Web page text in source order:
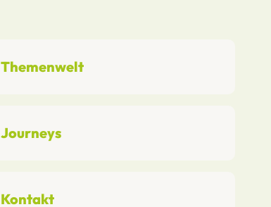
Themenwelt
Journeys
Kontakt